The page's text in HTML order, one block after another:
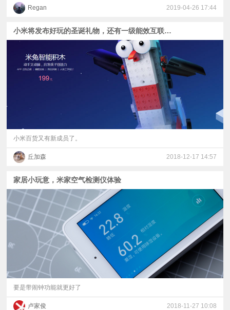
Regan 2019-04-26 17:44
小米将发布好玩的圣诞礼物，还有一级能效互联网空调
小米百货又有新成员了。
丘加森 2018-12-17 14:57
家居小玩意，米家空气检测仪体验
要是带闹钟功能就更好了
卢家俊 2018-11-27 10:08